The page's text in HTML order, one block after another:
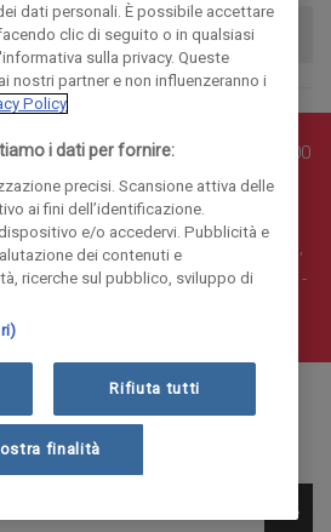
con sede in Via Fiume n. 8 - 23900
- Capitale Sociale euro
1.728.000 i.v.
di Como-Lecco REA LC- 421701,
Lecco al n. 1/2024 del 12/02/2024 -
dati personali. È possibile accettare
clic di seguito o in qualsiasi
sulla privacy. Queste
nostri partner e non influenzeranno i
Policy
i dati per fornire:
precisi. Scansione attiva delle
ai fini dell’identificazione.
e/o accedervi. Pubblicità e
dei contenuti e
ricerche sul pubblico, sviluppo di
Rifiuta tutti
finalità